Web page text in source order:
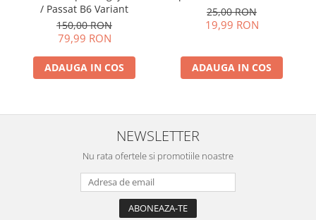
/ Passat B6 Variant
150,00 RON
79,99 RON
ADAUGA IN COS
25,00 RON
19,99 RON
ADAUGA IN COS
NEWSLETTER
Nu rata ofertele si promotiile noastre